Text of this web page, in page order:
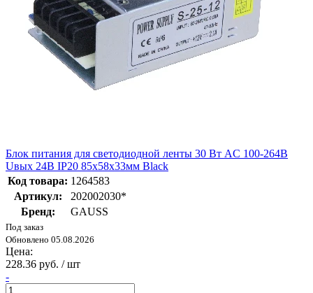
Блок питания для светодиодной ленты 30 Вт AC 100-264В
Uвых 24В IP20 85х58х33мм Black
Код товара: 1264583
Артикул:
202002030*
Бренд:
GAUSS
Под заказ
Обновлено 05.08.2026
Цена:
228.36 руб. / шт
-